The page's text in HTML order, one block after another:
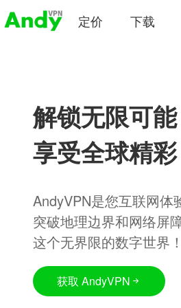
定价 下载
解锁无限可能
享受全球精彩
AndyVPN是您互联网体
突破地理边界和网络屏
这个无界限的数字世界！
获取 AndyVPN